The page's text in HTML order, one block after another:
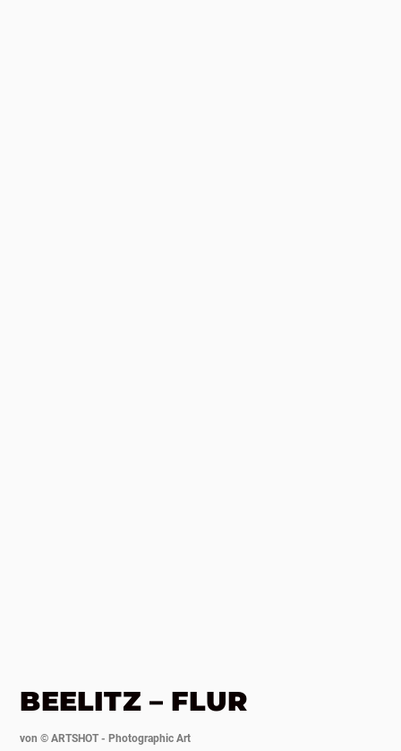
BEELITZ – FLUR
von ©ARTSHOT - Photographic Art